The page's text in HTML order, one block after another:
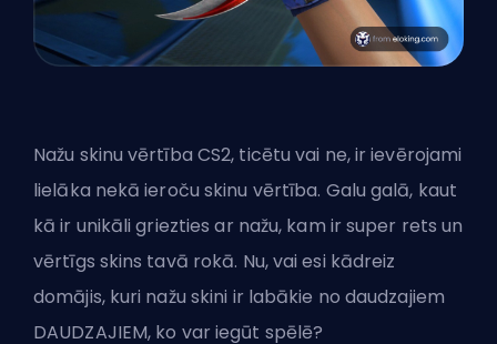
Nažu skinu vērtība CS2, ticētu vai ne, ir ievērojami
lielāka nekā ieroču skinu vērtība. Galu galā, kaut
kā ir unikāli griezties ar nažu, kam ir super rets un
vērtīgs skins tavā rokā. Nu, vai esi kādreiz
domājis, kuri nažu skini ir labākie no daudzajiem
DAUDZAJIEM, ko var iegūt spēlē?